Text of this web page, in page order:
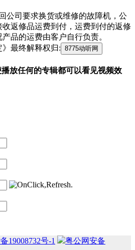
公司要求换货或维修的故障机，公
返修品运费到付，运费到付的返修
品的运费由客户自行负责。
最终解释权归: 8775动听网
播放任何的专辑都可以看见视频效
19008732号-1
粤公网安备